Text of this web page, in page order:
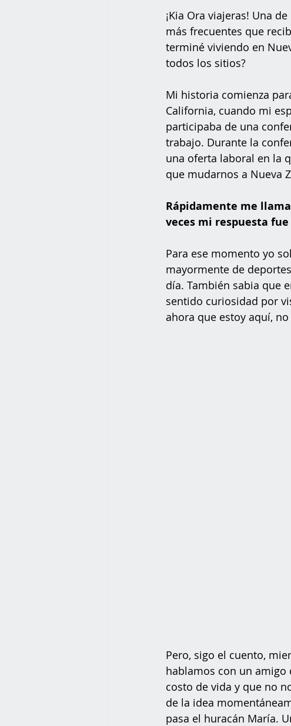
¡Kia Ora viajeras! Una
más frecuentes que
terminé viviendo en
todos los sitios?
Mi historia comienza
California, cuando mi
participaba de una
trabajo. Durante la
una oferta laboral en la
que mudarnos a Nueva
Rápidamente me
veces mi respuesta fue
Para ese momento yo
mayormente de
día. También sabia que
sentido curiosidad por
ahora que estoy aquí,
Pero, sigo el cuento,
hablamos con un amigo
costo de vida y que no
de la idea
pasa el huracán María.